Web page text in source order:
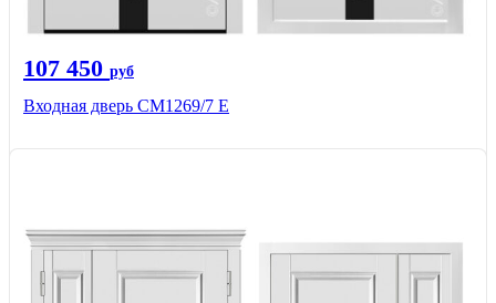
107 450 руб
Входная дверь CМ1269/7 Е